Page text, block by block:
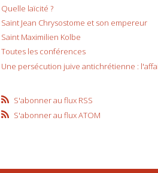
Quelle laïcité ?
Saint Jean Chrysostome et son empereur
Saint Maximilien Kolbe
Toutes les conférences
Une persécution juive antichrétienne :
S'abonner au flux RSS
S'abonner au flux ATOM